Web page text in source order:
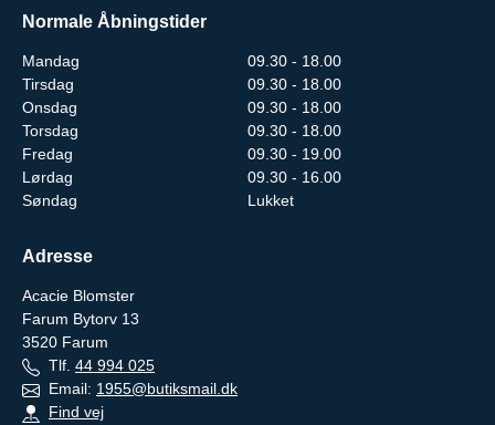
Normale Åbningstider
Mandag
09.30 - 18.00
Tirsdag
09.30 - 18.00
Onsdag
09.30 - 18.00
Torsdag
09.30 - 18.00
Fredag
09.30 - 19.00
Lørdag
09.30 - 16.00
Søndag
Lukket
Adresse
Acacie Blomster
Farum Bytorv 13
3520 Farum
Tlf. 44 994 025
Email: 1955@butiksmail.dk
Find vej